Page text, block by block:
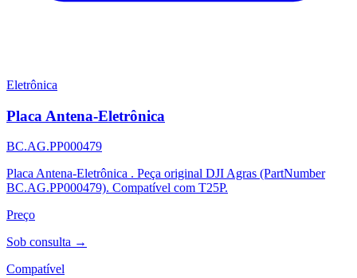
Eletrônica
Placa Antena-Eletrônica
BC.AG.PP000479
Placa Antena-Eletrônica . Peça original DJI Agras (PartNumber
BC.AG.PP000479). Compatível com T25P.
Preço
Sob consulta →
Compatível